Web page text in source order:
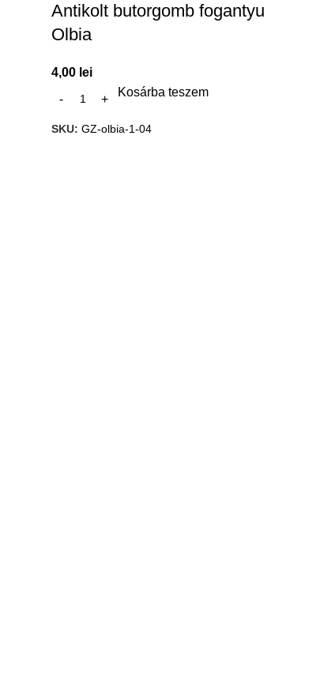
Antikolt butorgomb fogantyu
Olbia
4,00 lei
Kosárba teszem
SKU: GZ-olbia-1-04